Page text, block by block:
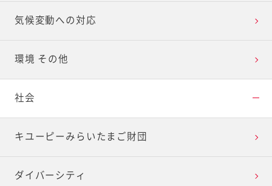
気候変動への対応
環境 その他
社会
キユーピーみらいたまご財団
ダイバーシティ